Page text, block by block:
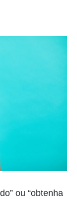
ou “obtenha